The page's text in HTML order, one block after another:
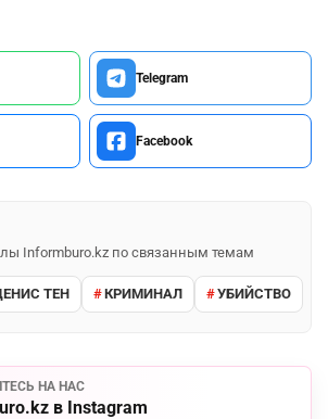
Telegram
Facebook
Informburo.kz по связанным темам
ТЕН КРИМИНАЛ УБИЙСТВО
НА НАС
в Instagram